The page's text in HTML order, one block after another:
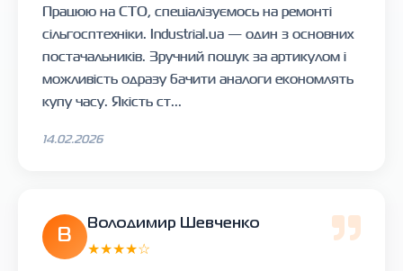
Працюю на СТО, спеціалізуємось на ремонті
сільгосптехніки. Industrial.ua — один з основних
постачальників. Зручний пошук за артикулом і
можливість одразу бачити аналоги економлять
купу часу. Якість ст...
14.02.2026
В
Володимир Шевченко
★★★★☆